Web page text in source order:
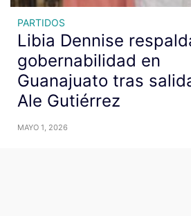
PARTIDOS
Libia Dennise
gobernabilidad en
Guanajuato tras
Ale Gutiérrez
MAYO 1, 2026